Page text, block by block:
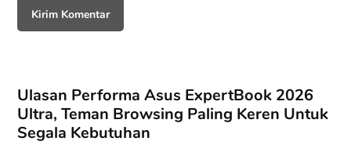
Ulasan Performa Asus ExpertBook 2026
Ultra, Teman Browsing Paling Keren Untuk
Segala Kebutuhan